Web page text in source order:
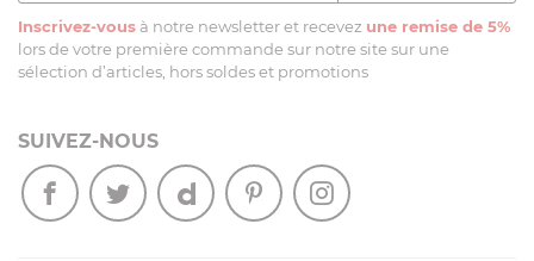
Inscrivez-vous à notre newsletter et recevez une remise de 5%
lors de votre première commande sur notre site sur une
sélection d’articles, hors soldes et promotions
SUIVEZ-NOUS